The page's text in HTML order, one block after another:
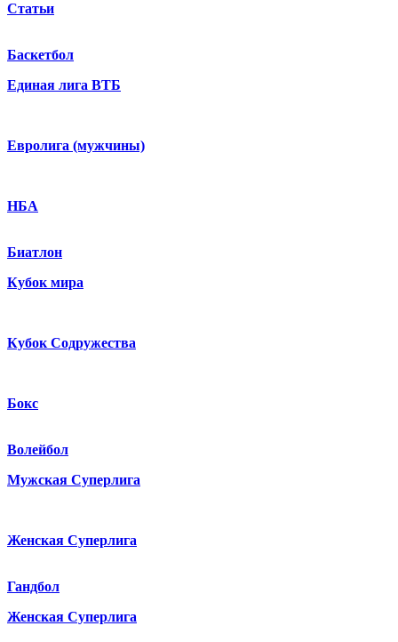
Статьи
Баскетбол
Единая лига ВТБ
Евролига (мужчины)
НБА
Биатлон
Кубок мира
Кубок Содружества
Бокс
Волейбол
Мужская Суперлига
Женская Суперлига
Гандбол
Женская Суперлига